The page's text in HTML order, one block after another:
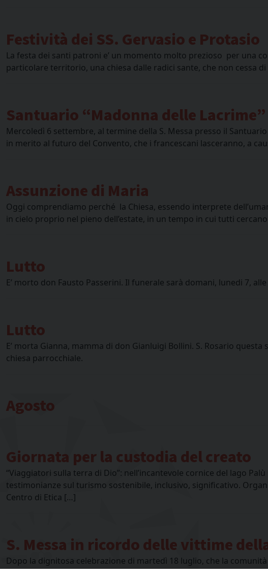
Festività dei SS. Gervasio e Protasio
La festa dei santi patroni e’ un momento molto prezioso per una
particolare territorio, una chiesa dalle radici sante, che non cessa
Santuario “Madonna delle Lacrime”
Mercoledì 6 settembre, al termine della S. Messa presso il
in merito al futuro del Convento, che i francescani lasceranno, a
Assunzione di Maria
Oggi comprendiamo perché la Chiesa, essendo interprete
in cielo proprio nel pieno dell’estate, in un tempo in cui tutti
Lutto
E’ morto don Fausto Passerini. Il funerale sarà domani, lunedi 7,
Lutto
E’ morta Gianna, mamma di don Gianluigi Bollini. S. Rosario
chiesa parrocchiale.
Agosto
Giornata per la custodia del creato
“Viaggiatori sulla terra di Dio”: nell’incantevole cornice del lago
testimonianze sul turismo sostenibile, inclusivo, significativo.
Centro di Etica […]
S. Messa in ricordo delle vittime
Dopo la dignitosa celebrazione di martedì 18 luglio, che la